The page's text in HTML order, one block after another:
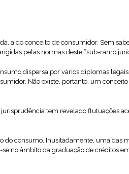
a do conceito de consumidor. Sem
pelas normas deste “sub-ramo
dispersa por vários diplomas
Não existe, portanto, um
tem revelado flutuações
do consumo. Inusitadamente, uma das
no âmbito da graduação de créditos